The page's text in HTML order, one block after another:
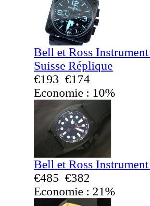
Bell et Ross
Suisse Réplique
€193 €174
Economie : 10%
Bell et Ross
€485 €382
Economie : 21%